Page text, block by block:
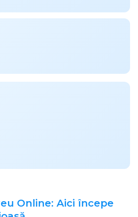
Online: Aici începe